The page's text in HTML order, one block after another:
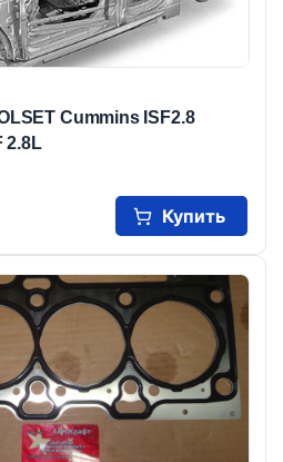
Cummins ISF2.8
2.8L
Купить